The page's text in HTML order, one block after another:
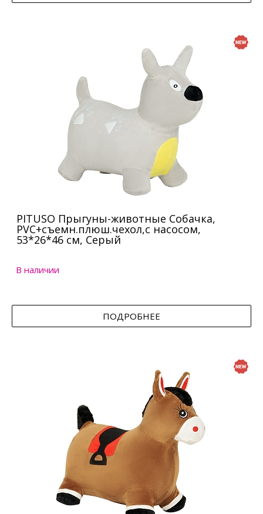
PITUSO Прыгуны-животные Собачка,
PVC+съемн.плюш.чехол,с насосом,
53*26*46 см, Серый
В наличии
ПОДРОБНЕЕ